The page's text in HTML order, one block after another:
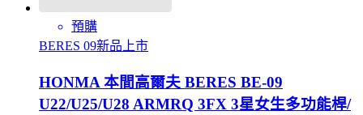
預購
BERES 09新品上市
HONMA 本間高爾夫 BERES BE-09
U22/U25/U28 ARMRQ 3FX 3星女生多功能桿/